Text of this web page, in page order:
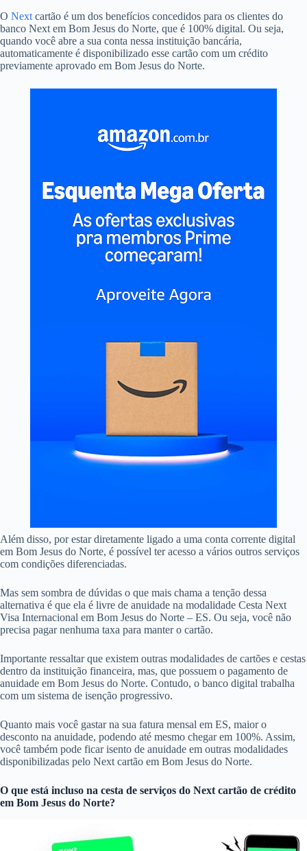
O Next cartão é um dos benefícios concedidos para os clientes do
banco Next em Bom Jesus do Norte, que é 100% digital. Ou seja,
quando você abre a sua conta nessa instituição bancária,
automaticamente é disponibilizado esse cartão com um crédito
previamente aprovado em Bom Jesus do Norte.
Além disso, por estar diretamente ligado a uma conta corrente digital
em Bom Jesus do Norte, é possível ter acesso a vários outros serviços
com condições diferenciadas.
Mas sem sombra de dúvidas o que mais chama a tenção dessa
alternativa é que ela é livre de anuidade na modalidade Cesta Next
Visa Internacional em Bom Jesus do Norte – ES. Ou seja, você não
precisa pagar nenhuma taxa para manter o cartão.
Importante ressaltar que existem outras modalidades de cartões e cestas
dentro da instituição financeira, mas, que possuem o pagamento de
anuidade em Bom Jesus do Norte. Contudo, o banco digital trabalha
com um sistema de isenção progressivo.
Quanto mais você gastar na sua fatura mensal em ES, maior o
desconto na anuidade, podendo até mesmo chegar em 100%. Assim,
você também pode ficar isento de anuidade em outras modalidades
disponibilizadas pelo Next cartão em Bom Jesus do Norte.
O que está incluso na cesta de serviços do Next cartão de crédito
em Bom Jesus do Norte?